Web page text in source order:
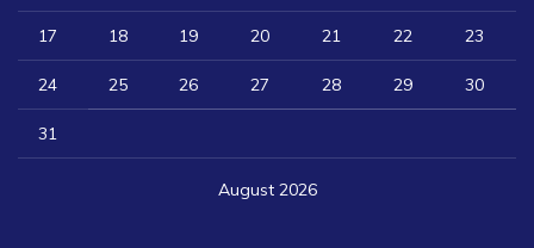
August 2026
17 18 19 20 21 22 23
24 25 26 27 28 29 30
31